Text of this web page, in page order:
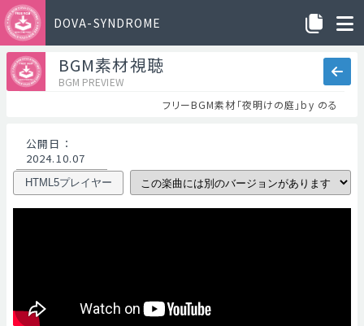
DOVA-SYNDROME
BGM素材視聴
BGM PREVIEW
フリーBGM素材「夜明けの庭」by のる
公開日 ：
2024.10.07
HTML5プレイヤー